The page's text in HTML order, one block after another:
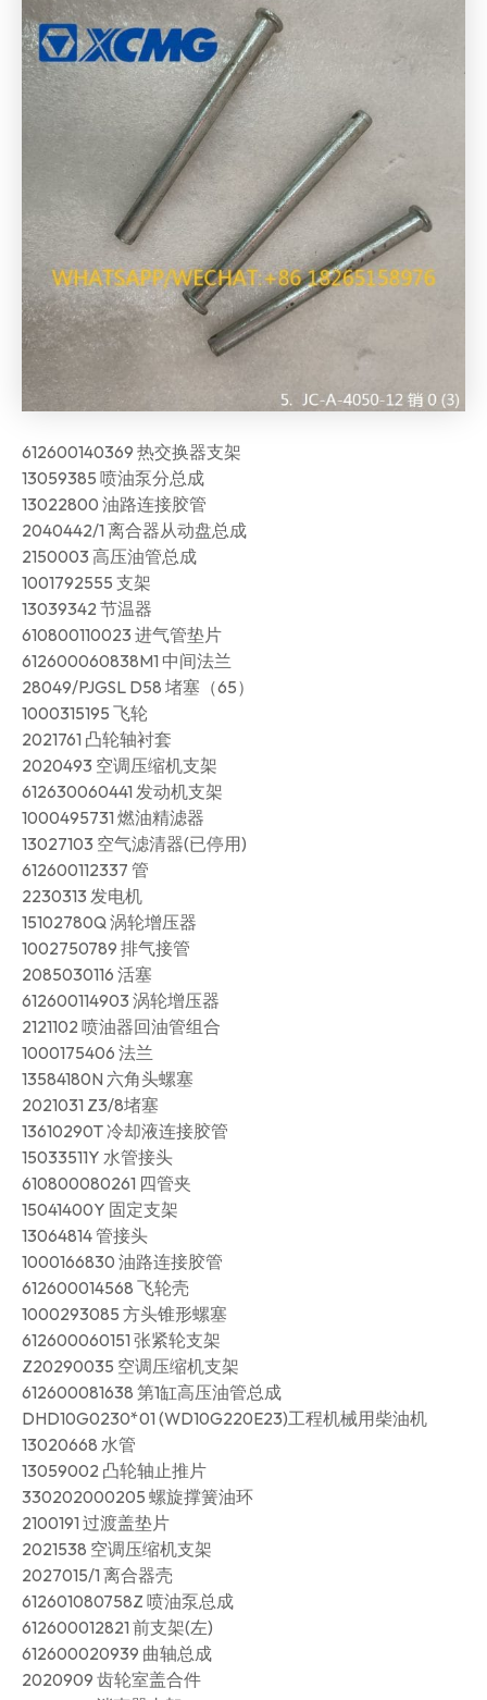
612600140369 热交换器支架
13059385 喷油泵分总成
13022800 油路连接胶管
2040442/1 离合器从动盘总成
2150003 高压油管总成
1001792555 支架
13039342 节温器
610800110023 进气管垫片
612600060838M1 中间法兰
28049/PJGSL D58 堵塞（65）
1000315195 飞轮
2021761 凸轮轴衬套
2020493 空调压缩机支架
612630060441 发动机支架
1000495731 燃油精滤器
13027103 空气滤清器(已停用)
612600112337 管
2230313 发电机
15102780Q 涡轮增压器
1002750789 排气接管
2085030116 活塞
612600114903 涡轮增压器
2121102 喷油器回油管组合
1000175406 法兰
13584180N 六角头螺塞
2021031 Z3/8堵塞
13610290T 冷却液连接胶管
15033511Y 水管接头
610800080261 四管夹
15041400Y 固定支架
13064814 管接头
1000166830 油路连接胶管
612600014568 飞轮壳
1000293085 方头锥形螺塞
612600060151 张紧轮支架
Z20290035 空调压缩机支架
612600081638 第1缸高压油管总成
DHD10G0230*01 (WD10G220E23)工程机械用柴油机
13020668 水管
13059002 凸轮轴止推片
330202000205 螺旋撑簧油环
2100191 过渡盖垫片
2021538 空调压缩机支架
2027015/1 离合器壳
612601080758Z 喷油泵总成
612600012821 前支架(左)
612600020939 曲轴总成
2020909 齿轮室盖合件